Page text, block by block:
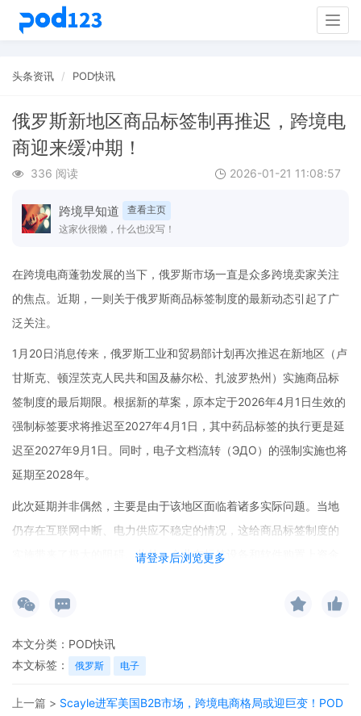
头条资讯 POD快讯
俄罗斯新地区商品标签制再推迟，跨境电
商迎来缓冲期！
336 阅读 2026-01-21 11:08:57
跨境早知道
查看主页
这家伙很懒，什么也没写！
请登录后浏览更多
在跨境电商蓬勃发展的当下，俄罗斯市场一直是众多跨境卖家关注
的焦点。近期，一则关于俄罗斯商品标签制度的最新动态引起了广
泛关注。
1月20日消息传来，俄罗斯工业和贸易部计划再次推迟在新地区（卢
甘斯克、顿涅茨克人民共和国及赫尔松、扎波罗热州）实施商品标
签制度的最后期限。根据新的草案，原本定于2026年4月1日生效的
强制标签要求将推迟至2027年4月1日，其中药品标签的执行更是延
迟至2027年9月1日。同时，电子文档流转（ЭДО）的强制实施也将
延期至2028年。
此次延期并非偶然，主要是由于该地区面临着诸多实际问题。当地
仍存在互联网中断、电力供应不稳定的情况，这给商品标签制度的
实施带来了极大的阻碍。此外，企业在标签设备和软件购置上资金
计划推进。值得一提的是，这已经是该地区第二次获得延期，之前
得俄罗斯政府的批准。
响。商品标签制度的推迟实施，意味着在未来一段时间内，卖家在
本文分类： POD快讯
本文标签：
俄罗斯 电子
上一篇 > Scayle进军美国B2B市场，跨境电商格局或迎巨变！POD